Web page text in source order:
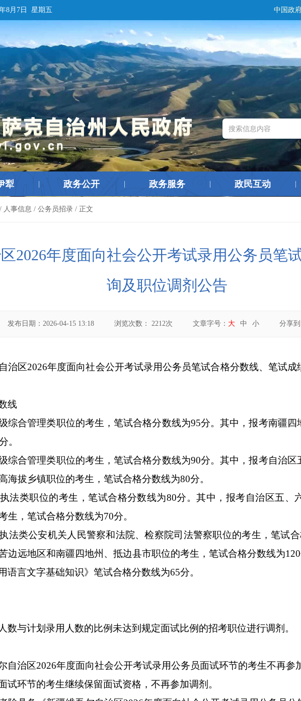
8月7日 星期五 中国政
犁 政务公开 政务服务 政民互动
/ 人事信息 / 公务员招录 / 正文
2026年度面向社会公开考试录用公务员笔
询及职位调剂公告
发布日期： 2026-04-15 13:18 浏览次数： 2212次 文章字号： 大 中 小 分享到
治区2026年度面向社会公开考试录用公务员笔试合格分数线、笔试
线
综合管理类职位的考生，笔试合格分数线为95分。其中，报考南疆四
。
综合管理类职位的考生，笔试合格分数线为90分。其中，报考自治区
海拔乡镇职位的考生，笔试合格分数线为80分。
执法类职位的考生，笔试合格分数线为80分。其中，报考自治区五、
生，笔试合格分数线为70分。
执法类公安机关人民警察和法院、检察院司法警察职位的考生，笔试
边远地区和南疆四地州、抵边县市职位的考生，笔试合格分数线为120
语言文字基础知识》笔试合格分数线为65分。
数与计划录用人数的比例未达到规定面试比例的招考职位进行调剂。
自治区2026年度面向社会公开考试录用公务员面试环节的考生不再参
试环节的考生继续保留面试资格，不再参加调剂。